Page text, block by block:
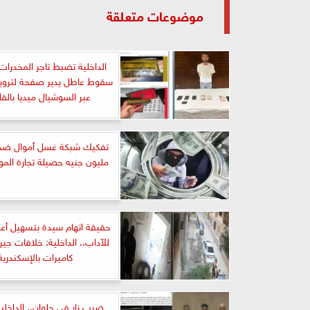
موضوعات متعلقة
الداخلية تضبط تاجر
سقوط عاطل يدير صفحة
عبر السوشيال ميديا
مليون جنيه حصيلة تجارة
حقيقة اتهام سيدة بتسهيل
للآداب.. الداخلية: خلافات
كاميرات
ضرب نار في حلوان..